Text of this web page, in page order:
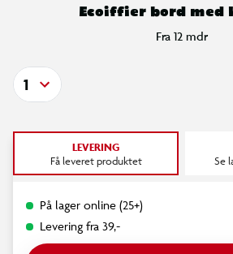
Ecoiffier bord med
Fra 12 mdr
1
LEVERING
Få leveret produktet Se
På lager online (25+)
Levering fra 39,-